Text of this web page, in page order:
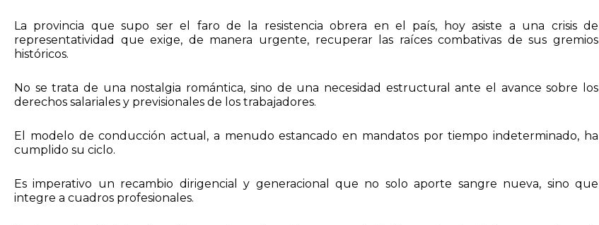
La provincia que supo ser el faro de la resistencia obrera en el país, hoy asiste a una crisis de
representatividad que exige, de manera urgente, recuperar las raíces combativas de sus gremios
históricos.
No se trata de una nostalgia romántica, sino de una necesidad estructural ante el avance sobre los
derechos salariales y previsionales de los trabajadores.
El modelo de conducción actual, a menudo estancado en mandatos por tiempo indeterminado, ha
cumplido su ciclo.
Es imperativo un recambio dirigencial y generacional que no solo aporte sangre nueva, sino que
integre a cuadros profesionales.